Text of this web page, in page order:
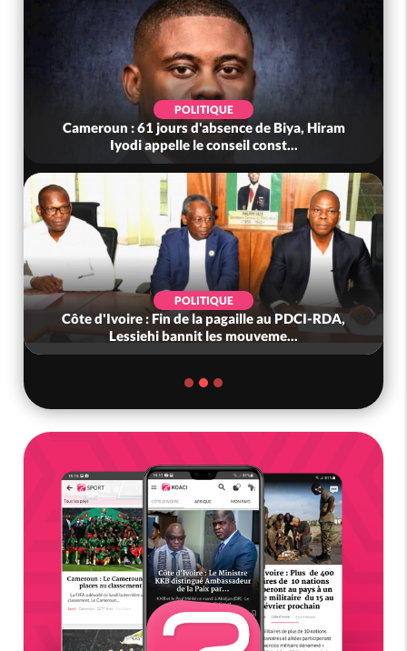
POLITIQUE
Cameroun : 61 jours d'absence de Biya, Hiram
Iyodi appelle le conseil const...
POLITIQUE
Côte d'Ivoire : Fin de la pagaille au PDCI-RDA,
Lessiehi bannit les mouveme...